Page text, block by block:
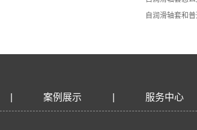
自润滑轴套和
案例展示 服务中心